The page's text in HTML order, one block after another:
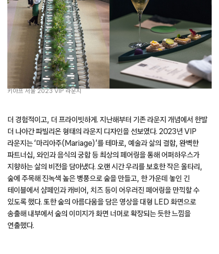
키아프 서울 2023 VIP 라운지
​더 경험적이고, 더 프라이빗하게. 지난해부터 기존 라운지 개념에서 한발
더 나아간 파빌리온 형태의 라운지 디자인을 선보였다. 2023년 VIP
라운지는 ‘마리아주(Mariage)’를 테마로, 예술과 삶의 결합, 완벽한
파트너십, 와인과 음식의 궁합 등 최상의 페어링을 통해 어퍼하우스가
지향하는 삶의 비전을 담아냈다. 오랜 시간 우리를 보호한 작은 울타리,
숲에 주목해 진녹색 높은 병풍으로 숲을 만들고, 한 가운데 놓인 긴
테이블에서 샴페인과 캐비어, 치즈 등이 어우러진 페어링을 만끽할 수
있도록 했다. 또한 숲의 아름다움을 담은 영상을 대형 LED 화면으로
송출해 내부에서 숲의 이미지가 화면 너머로 확장되는 듯한 느낌을
연출했다.